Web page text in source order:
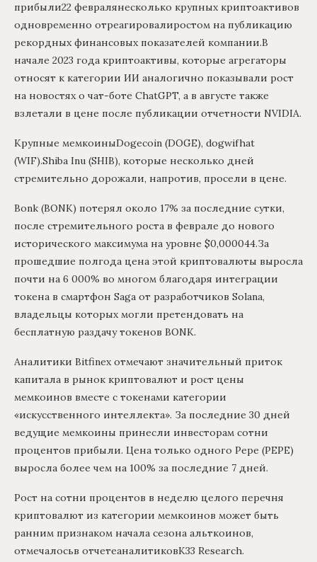
прибыли22 февралянесколько крупных криптоактивов
одновременно отреагировалиростом на публикацию
рекордных финансовых показателей компании.В
начале 2023 года криптоактивы, которые агрегаторы
относят к категории ИИ аналогично показывали рост
на новостях о чат-боте ChatGPT, а в августе также
взлетали в цене после публикации отчетности NVIDIA.
Крупные мемкоиныDogecoin (DOGE), dogwifhat
(WIF).Shiba Inu (SHIB), которые несколько дней
стремительно дорожали, напротив, просели в цене.
Bonk (BONK) потерял около 17% за последние сутки,
после стремительного роста в феврале до нового
исторического максимума на уровне $0,000044.За
прошедшие полгода цена этой криптовалюты выросла
почти на 6 000% во многом благодаря интеграции
токена в смартфон Saga от разработчиков Solana,
владельцы которых могли претендовать на
бесплатную раздачу токенов BONK.
Аналитики Bitfinex отмечают значительный приток
капитала в рынок криптовалют и рост цены
мемкоинов вместе с токенами категории
«искусственного интеллекта». За последние 30 дней
ведущие мемкоины принесли инвесторам сотни
процентов прибыли. Цена только одного Pepe (PEPE)
выросла более чем на 100% за последние 7 дней.
Рост на сотни процентов в неделю целого перечня
криптовалют из категории мемкоинов может быть
ранним признаком начала сезона альткоинов,
отмечалосьв отчетеаналитиковK33 Research.